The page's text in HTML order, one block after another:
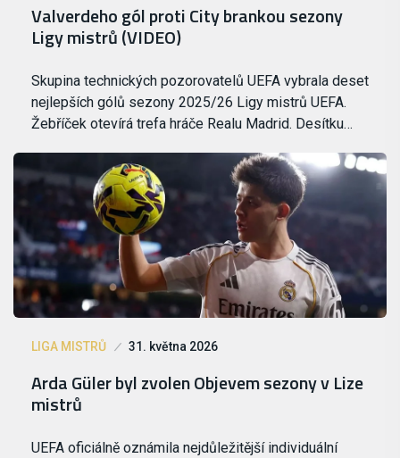
Valverdeho gól proti City brankou sezony
Ligy mistrů (VIDEO)
Skupina technických pozorovatelů UEFA vybrala deset
nejlepších gólů sezony 2025/26 Ligy mistrů UEFA.
Žebříček otevírá trefa hráče Realu Madrid. Desítku…
LIGA MISTRŮ 31. května 2026
Arda Güler byl zvolen Objevem sezony v Lize
mistrů
UEFA oficiálně oznámila nejdůležitější individuální